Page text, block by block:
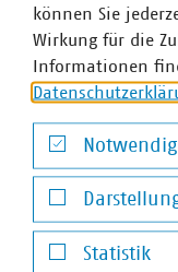
Ansprechpartner
können Sie
Wirkung für die
Informationen
Notwendige
Darstellung
Statistik